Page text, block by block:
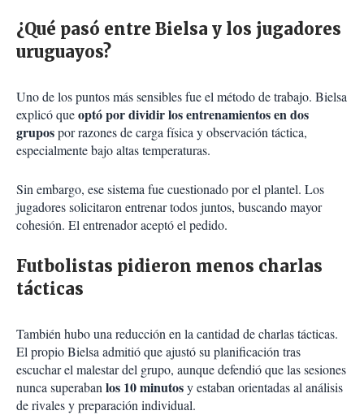
¿Qué pasó entre Bielsa y los jugadores
uruguayos?
Uno de los puntos más sensibles fue el método de trabajo. Bielsa
explicó queoptó por dividir los entrenamientos en dos
grupospor razones de carga física y observación táctica,
especialmente bajo altas temperaturas.
Sin embargo, ese sistema fue cuestionado por el plantel. Los
jugadores solicitaron entrenar todos juntos, buscando mayor
cohesión. El entrenador aceptó el pedido.
Futbolistas pidieron menos charlas
tácticas
También hubo una reducción en la cantidad de charlas tácticas.
El propio Bielsa admitió que ajustó su planificación tras
escuchar el malestar del grupo, aunque defendió que las sesiones
nunca superabanlos 10 minutosy estaban orientadas al análisis
de rivales y preparación individual.